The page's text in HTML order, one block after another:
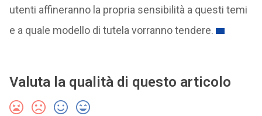
utenti affineranno la propria sensibilità a questi temi
e a quale modello di tutela vorranno tendere.
Valuta la qualità di questo articolo